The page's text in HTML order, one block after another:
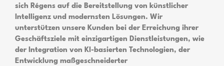
sich Régens auf die Bereitstellung von künstlicher
Intelligenz und modernsten Lösungen. Wir
unterstützen unsere Kunden bei der Erreichung ihrer
Geschäftsziele mit einzigartigen Dienstleistungen, wie
der Integration von KI-basierten Technologien, der
Entwicklung maßgeschneiderter